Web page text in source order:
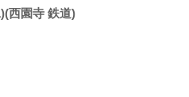
西園寺 鉄道)